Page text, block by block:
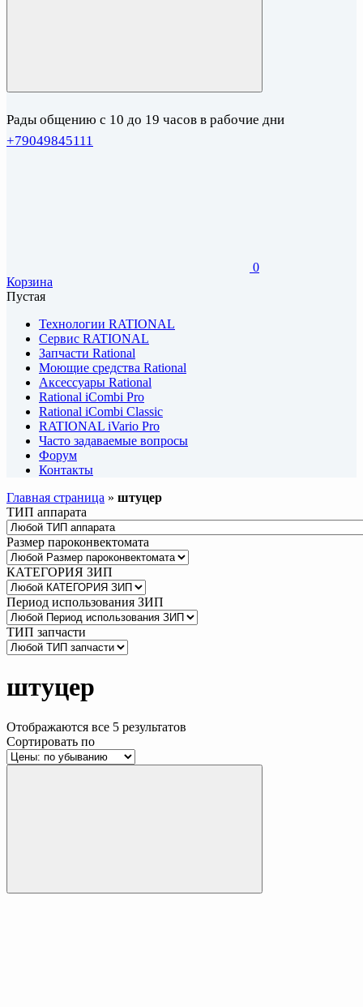
Рады общению с 10 до 19 часов в рабочие дни
+79049845111
0
Корзина
Пустая
Технологии RATIONAL
Сервис RATIONAL
Запчасти Rational
Моющие средства Rational
Аксессуары Rational
Rational iCombi Pro
Rational iCombi Classic
RATIONAL iVario Pro
Часто задаваемые вопросы
Форум
Контакты
Главная страница » штуцер
ТИП аппарата
Размер пароконвектомата
КАТЕГОРИЯ ЗИП
Период использования ЗИП
ТИП запчасти
штуцер
Отображаются все 5 результатов
Сортировать по